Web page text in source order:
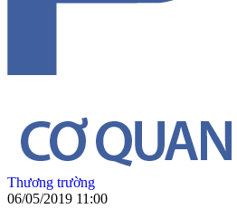
Thương trường
06/05/2019 11:00